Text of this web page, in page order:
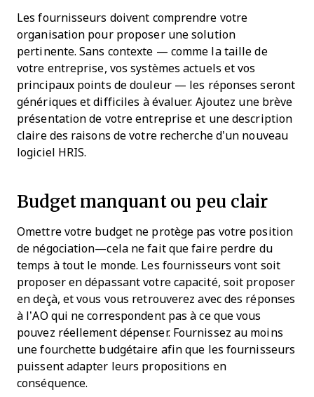
Les fournisseurs doivent comprendre votre
organisation pour proposer une solution
pertinente. Sans contexte — comme la taille de
votre entreprise, vos systèmes actuels et vos
principaux points de douleur — les réponses seront
génériques et difficiles à évaluer. Ajoutez une brève
présentation de votre entreprise et une description
claire des raisons de votre recherche d’un nouveau
logiciel HRIS.
Budget manquant ou peu clair
Omettre votre budget ne protège pas votre position
de négociation—cela ne fait que faire perdre du
temps à tout le monde. Les fournisseurs vont soit
proposer en dépassant votre capacité, soit proposer
en deçà, et vous vous retrouverez avec des réponses
à l’AO qui ne correspondent pas à ce que vous
pouvez réellement dépenser. Fournissez au moins
une fourchette budgétaire afin que les fournisseurs
puissent adapter leurs propositions en
conséquence.